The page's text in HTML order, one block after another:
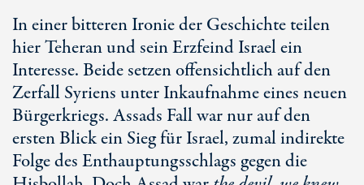
In einer bitteren Ironie der Geschichte teilen
hier Teheran und sein Erzfeind Israel ein
Interesse. Beide setzen offensichtlich auf den
Zerfall Syriens unter Inkaufnahme eines neuen
Bürgerkriegs. Assads Fall war nur auf den
ersten Blick ein Sieg für Israel, zumal indirekte
Folge des Enthauptungsschlags gegen die